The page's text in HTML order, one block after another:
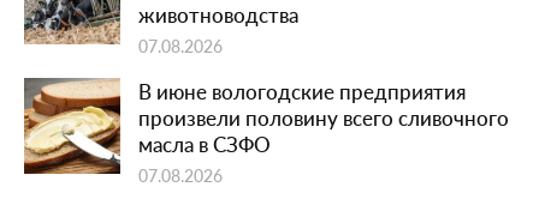
животноводства
07.08.2026
В июне вологодские предприятия
произвели половину всего сливочного
масла в СЗФО
07.08.2026